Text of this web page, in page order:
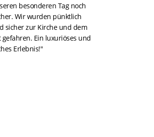
besonderen Tag noch
Wir wurden pünktlich
sicher zur Kirche und dem
gefahren. Ein luxuriöses und
Erlebnis!"